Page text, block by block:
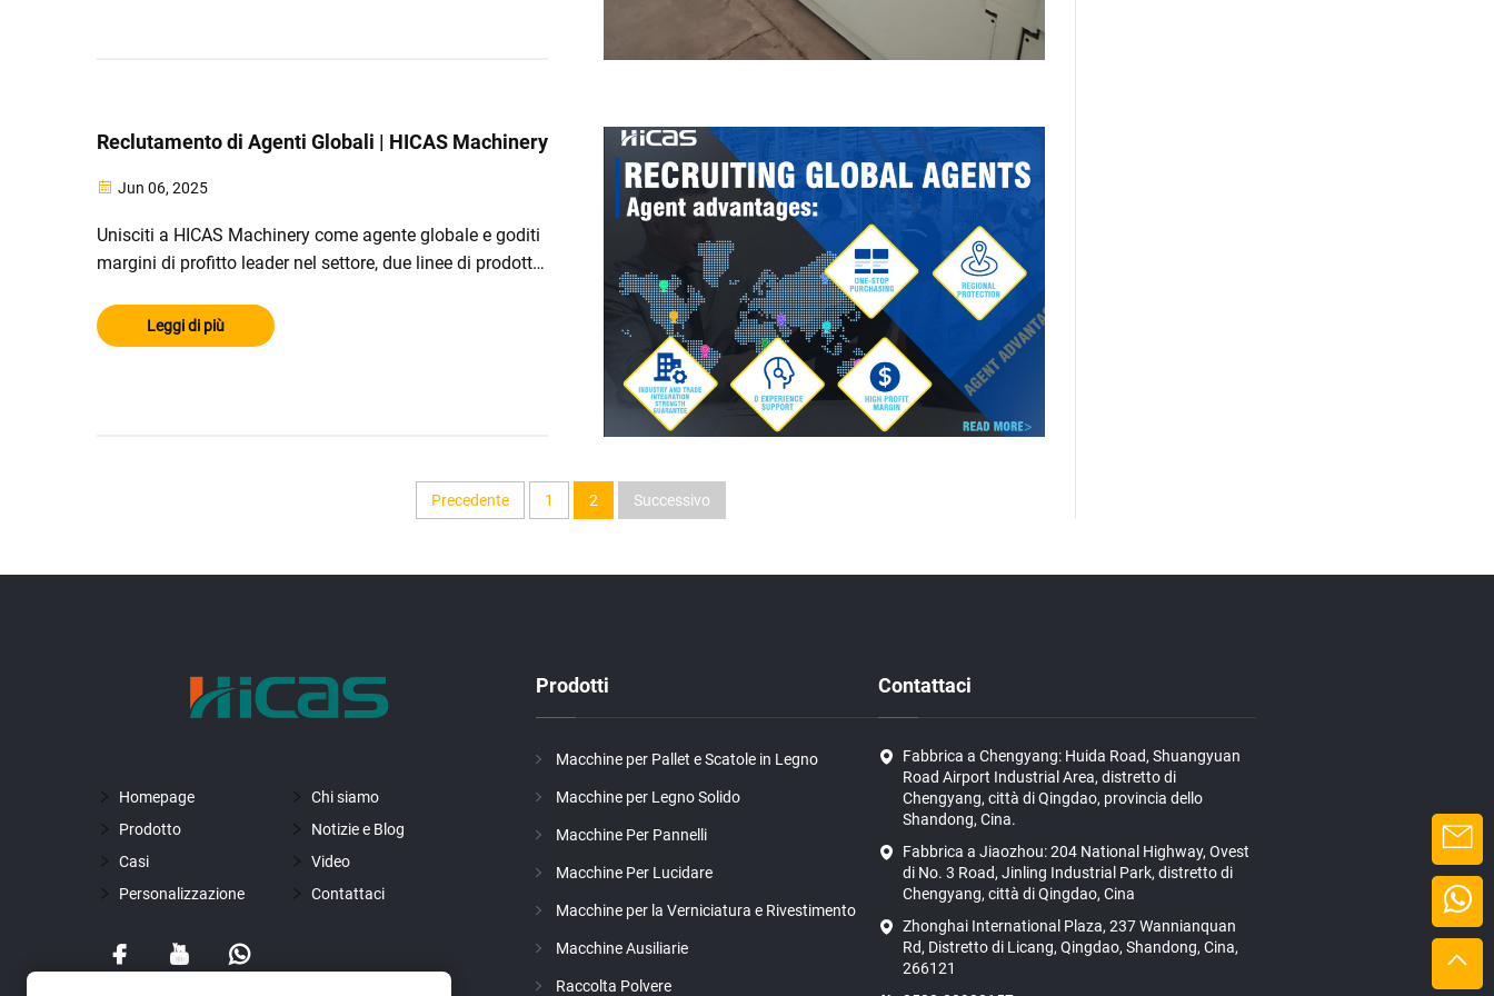
Reclutamento di Agenti Globali | HICAS Machinery
Jun 06, 2025
Unisciti a HICAS Machinery come agente globale e goditi
margini di profitto leader nel settore, due linee di prodotti
ottenere diritti esclusivi a livello regionale!
Leggi di più
Precedente 1 2 Successivo
Homepage
Chi siamo
Prodotto
Notizie e Blog
Casi
Video
Personalizzazione
Contattaci
Prodotti
Macchine per Pallet e Scatole in Legno
Macchine per Legno Solido
Macchine Per Pannelli
Macchine Per Lucidare
Macchine per la Verniciatura e Rivestimento
Macchine Ausiliarie
Raccolta Polvere
Contattaci
Fabbrica a Chengyang: Huida Road, Shuangyuan
Road Airport Industrial Area, distretto di
Chengyang, città di Qingdao, provincia dello
Shandong, Cina.
Fabbrica a Jiaozhou: 204 National Highway, Ovest
di No. 3 Road, Jinling Industrial Park, distretto di
Chengyang, città di Qingdao, Cina
Zhonghai International Plaza, 237 Wannianquan
Rd, Distretto di Licang, Qingdao, Shandong, Cina,
266121